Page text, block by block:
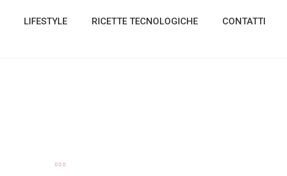
LIFESTYLE RICETTE TECNOLOGICHE CONTATTI